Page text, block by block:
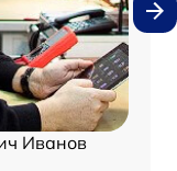
Иванов